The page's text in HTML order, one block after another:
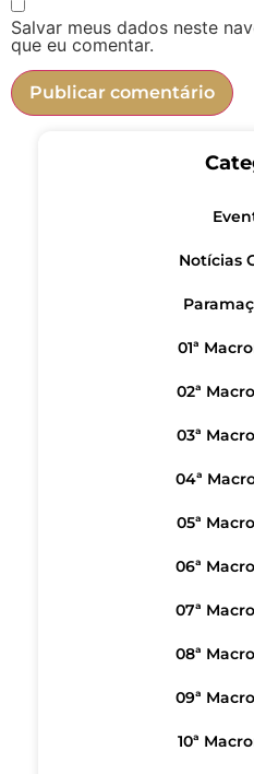
Salvar meus dados neste
que eu comentar.
Notícias
01ª
02ª
03ª
04ª
05ª
06ª
07ª
08ª
09ª
10ª